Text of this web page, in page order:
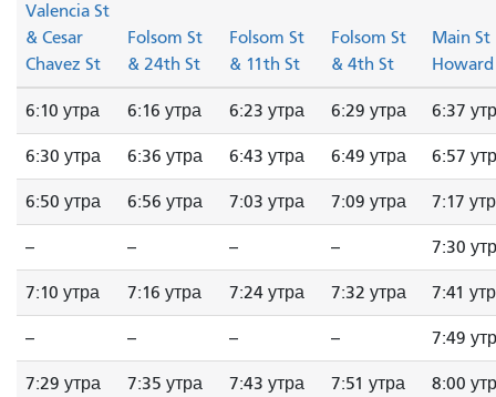
Valencia St
& Cesar
Chavez St
Folsom St
& 24th St
Folsom St
& 11th St
Folsom St
& 4th St
Main St
6:10 утра 6:16 утра 6:23 утра 6:29 утра 6:37
6:30 утра 6:36 утра 6:43 утра 6:49 утра 6:57
6:50 утра 6:56 утра 7:03 утра 7:09 утра 7:17
-- -- -- -- 7:30
7:10 утра 7:16 утра 7:24 утра 7:32 утра 7:41
-- -- -- -- 7:49
7:29 утра 7:35 утра 7:43 утра 7:51 утра 8:00